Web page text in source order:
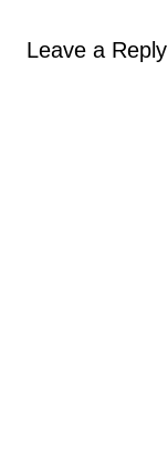
Leave a Reply